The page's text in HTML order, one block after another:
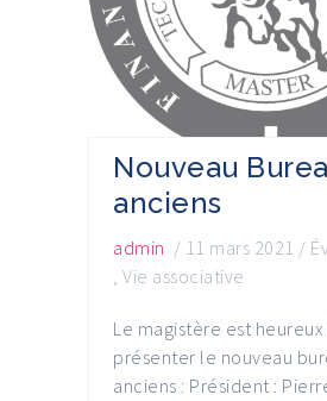
Nouveau
anciens
admin / 11 mars 2021 /
, Vie associative
Le magistère est
présenter le nouveau
anciens : Président :